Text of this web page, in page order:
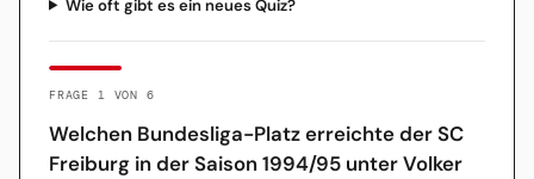
Wie oft gibt es ein neues Quiz?
FRAGE 1 VON 6
Welchen Bundesliga-Platz erreichte der SC
Freiburg in der Saison 1994/95 unter Volker